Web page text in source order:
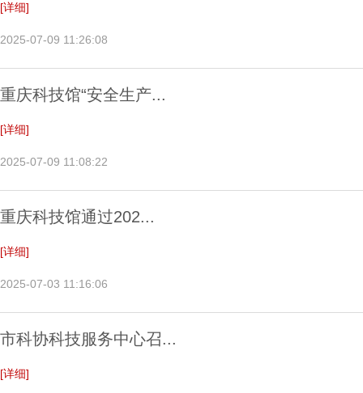
[详细]
2025-07-09 11:26:08
重庆科技馆“安全生产...
[详细]
2025-07-09 11:08:22
重庆科技馆通过202...
[详细]
2025-07-03 11:16:06
市科协科技服务中心召...
[详细]